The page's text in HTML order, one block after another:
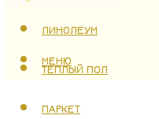
ЛИНОЛЕУМ
ТЕПЛЫЙ ПОЛ
ПАРКЕТ
МЕНЮ